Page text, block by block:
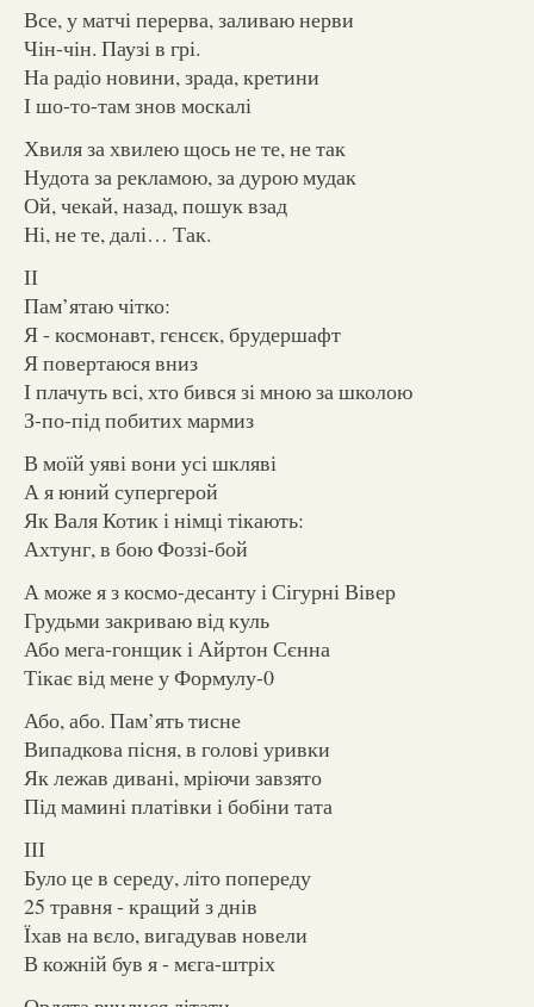
Все, у матчі перерва, заливаю нерви
Чін-чін. Паузі в грі.
На радіо новини, зрада, кретини
І шо-то-там знов москалі
Хвиля за хвилею щось не те, не так
Нудота за рекламою, за дурою мудак
Ой, чекай, назад, пошук взад
Ні, не те, далі… Так.
ІІ
Пам’ятаю чітко:
Я - космонавт, гєнсєк, брудершафт
Я повертаюся вниз
І плачуть всі, хто бився зі мною за школою
З-по-під побитих мармиз
В моїй уяві вони усі шкляві
А я юний супергерой
Як Валя Котик і німці тікають:
Ахтунг, в бою Фоззі-бой
А може я з космо-десанту і Сігурні Вівер
Грудьми закриваю від куль
Або мега-гонщик і Айртон Сєнна
Тікає від мене у Формулу-0
Або, або. Пам’ять тисне
Випадкова пісня, в голові уривки
Як лежав дивані, мріючи завзято
Під мамині платівки і бобіни тата
ІІІ
Було це в середу, літо попереду
25 травня - кращий з днів
Їхав на вєло, вигадував новели
В кожній був я - мєга-штріх